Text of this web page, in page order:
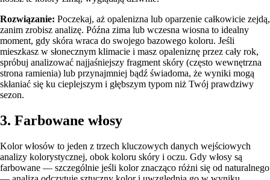
Rozwiązanie: Poczekaj, aż opalenizna lub oparzenie całkowicie zejdą,
zanim zrobisz analizę. Późna zima lub wczesna wiosna to idealny
moment, gdy skóra wraca do swojego bazowego koloru. Jeśli
mieszkasz w słonecznym klimacie i masz opaleniznę przez cały rok,
spróbuj analizować najjaśniejszy fragment skóry (często wewnętrzna
strona ramienia) lub przynajmniej bądź świadoma, że wyniki mogą
skłaniać się ku cieplejszym i głębszym typom niż Twój prawdziwy
sezon.
3. Farbowane włosy
Kolor włosów to jeden z trzech kluczowych danych wejściowych
analizy kolorystycznej, obok koloru skóry i oczu. Gdy włosy są
farbowane — szczególnie jeśli kolor znacząco różni się od naturalnego